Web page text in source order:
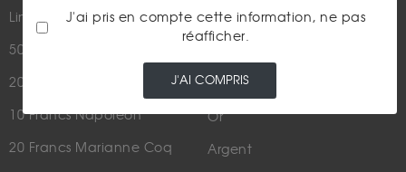
Lingotin 1g Or
50 Pesos Or
20 Francs Napoléon
10 Francs Napoléon
20 Francs Marianne Coq
Nous contacter
LES ACTUALITÉS
Or
Argent
J'ai pris en compte cette information, ne pas
réafficher.
J'AI COMPRIS